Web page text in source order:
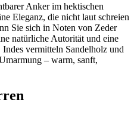
Anker im hektischen
Eleganz, die nicht laut schreien
Sie sich in Noten von Zeder
natürliche Autorität und eine
vermitteln Sandelholz und
– warm, sanft,